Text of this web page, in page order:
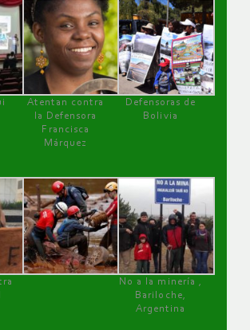
Atentan contra
la Defensora
Francisca
Márquez
Defensoras de
Bolivia
No a la minería ,
Bariloche,
Argentina